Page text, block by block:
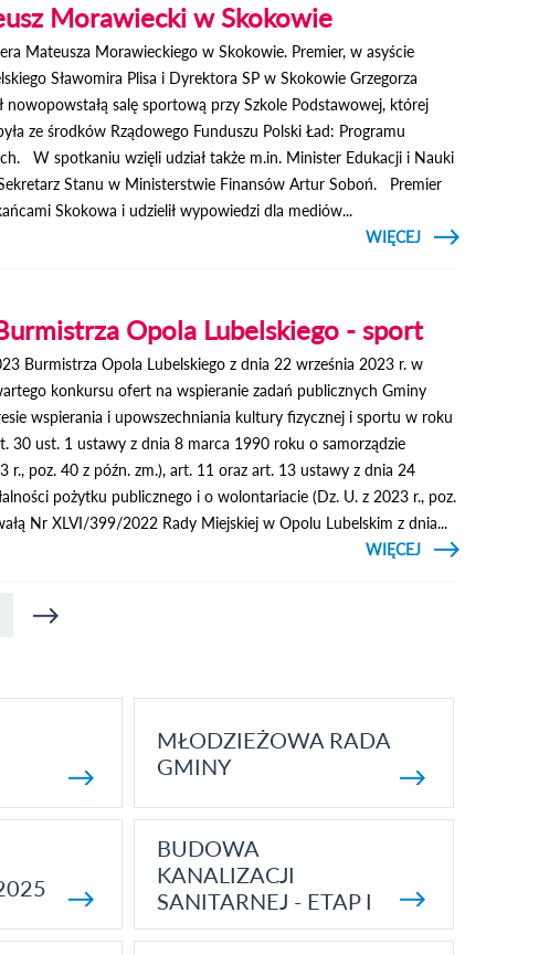
Morawiecki w Skokowie
Mateusza Morawieckiego w Skokowie. Premier, w asyście
Sławomira Plisa i Dyrektora SP w Skokowie Grzegorza
nowopowstałą salę sportową przy Szkole Podstawowej, której
ze środków Rządowego Funduszu Polski Ład: Programu
W spotkaniu wzięli udział także m.in. Minister Edukacji i Nauki
Sekretarz Stanu w Ministerstwie Finansów Artur Soboń. Premier
Skokowa i udzielił wypowiedzi dla mediów...
CZYTAJ
WIĘCEJ
O PREMIER
Opola Lubelskiego - sport
Burmistrza Opola Lubelskiego z dnia 22 września 2023 r. w
konkursu ofert na wspieranie zadań publicznych Gminy
wspierania i upowszechniania kultury fizycznej i sportu w roku
30 ust. 1 ustawy z dnia 8 marca 1990 roku o samorządzie
r., poz. 40 z późn. zm.), art. 11 oraz art. 13 ustawy z dnia 24
pożytku publicznego i o wolontariacie (Dz. U. z 2023 r., poz.
Nr XLVI/399/2022 Rady Miejskiej w Opolu Lubelskim z dnia...
CZYTAJ
WIĘCEJ
MŁODZIEŻOWA RADA
GMINY
BUDOWA
KANALIZACJI
SANITARNEJ - ETAP I